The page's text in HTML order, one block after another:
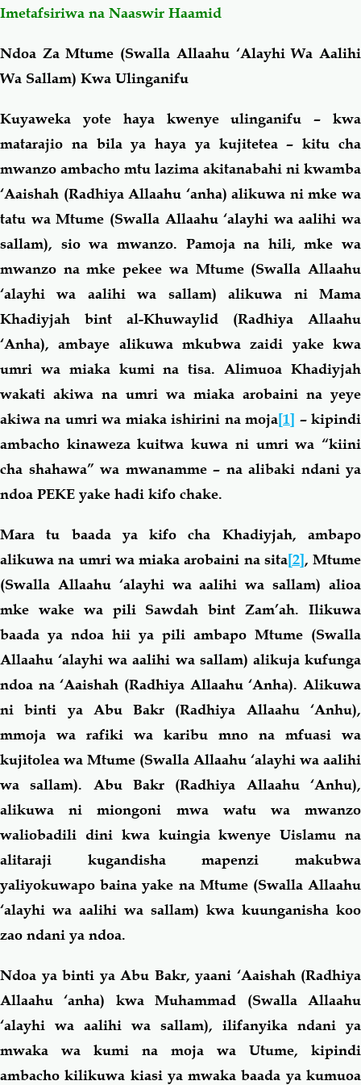
Fiqh-Ibaadah
Fataawa Za Ulamaa Kauli Za Salaf
Akhlaaq-Aadaab Raqaaiq
Familia-Jamii Maswali-Majibu
Chemsha Bongo Vitabu
Mapishi
Imetafsiriwa na Naaswir Haamid
Ndoa Za Mtume (Swalla Allaahu ‘Alayhi Wa Aalihi
Wa Sallam) Kwa Ulinganifu
Kuyaweka yote haya kwenye ulinganifu – kwa
matarajio na bila ya haya ya kujitetea – kitu cha
mwanzo ambacho mtu lazima akitanabahi ni kwamba
‘Aaishah (Radhiya Allaahu ‘anha) alikuwa ni mke wa
tatu wa Mtume (Swalla Allaahu ‘alayhi wa aalihi wa
sallam), sio wa mwanzo. Pamoja na hili, mke wa
mwanzo na mke pekee wa Mtume (Swalla Allaahu
‘alayhi wa aalihi wa sallam) alikuwa ni Mama
Khadiyjah bint al-Khuwaylid (Radhiya Allaahu
‘Anha), ambaye alikuwa mkubwa zaidi yake kwa
umri wa miaka kumi na tisa. Alimuoa Khadiyjah
wakati akiwa na umri wa miaka arobaini na yeye
akiwa na umri wa miaka ishirini na moja[1] – kipindi
ambacho kinaweza kuitwa kuwa ni umri wa “kiini
cha shahawa” wa mwanamme – na alibaki ndani ya
ndoa PEKE yake hadi kifo chake.
Mara tu baada ya kifo cha Khadiyjah, ambapo
alikuwa na umri wa miaka arobaini na sita[2], Mtume
(Swalla Allaahu ‘alayhi wa aalihi wa sallam) alioa
mke wake wa pili Sawdah bint Zam’ah. Ilikuwa
baada ya ndoa hii ya pili ambapo Mtume (Swalla
Allaahu ‘alayhi wa aalihi wa sallam) alikuja kufunga
ndoa na ‘Aaishah (Radhiya Allaahu ‘Anha). Alikuwa
ni binti ya Abu Bakr (Radhiya Allaahu ‘Anhu),
mmoja wa rafiki wa karibu mno na mfuasi wa
kujitolea wa Mtume (Swalla Allaahu ‘alayhi wa aalihi
wa sallam). Abu Bakr (Radhiya Allaahu ‘Anhu),
alikuwa ni miongoni mwa watu wa mwanzo
waliobadili dini kwa kuingia kwenye Uislamu na
alitaraji kugandisha mapenzi makubwa
yaliyokuwapo baina yake na Mtume (Swalla Allaahu
‘alayhi wa aalihi wa sallam) kwa kuunganisha koo
zao ndani ya ndoa.
Ndoa ya binti ya Abu Bakr, yaani ‘Aaishah (Radhiya
Allaahu ‘anha) kwa Muhammad (Swalla Allaahu
‘alayhi wa aalihi wa sallam), ilifanyika ndani ya
mwaka wa kumi na moja wa Utume, kipindi
ambacho kilikuwa kiasi ya mwaka baada ya kumuoa